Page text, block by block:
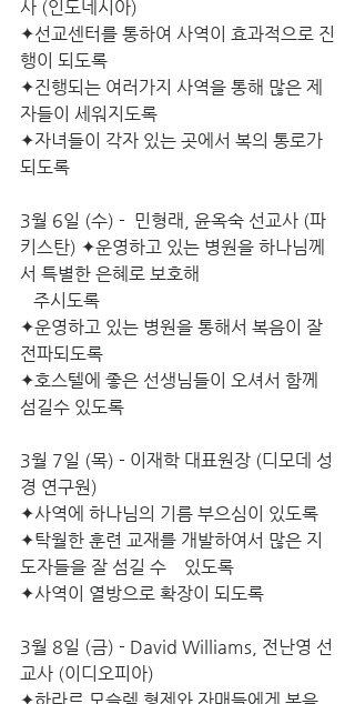
사 (인도네시아)
✦선교센터를 통하여 사역이 효과적으로 진
행이 되도록
✦진행되는 여러가지 사역을 통해 많은 제
자들이 세워지도록
✦자녀들이 각자 있는 곳에서 복의 통로가
되도록
3월 6일 (수) -  민형래, 윤옥숙 선교사 (파
키스탄) ✦운영하고 있는 병원을 하나님께
서 특별한 은혜로 보호해
주시도록
✦운영하고 있는 병원을 통해서 복음이 잘
전파되도록
✦호스텔에 좋은 선생님들이 오셔서 함께
섬길수 있도록
3월 7일 (목) - 이재학 대표원장 (디모데 성
경 연구원)
✦사역에 하나님의 기름 부으심이 있도록
✦탁월한 훈련 교재를 개발하여서 많은 지
도자들을 잘 섬길 수    있도록
✦사역이 열방으로 확장이 되도록
3월 8일 (금) - David Williams, 전난영 선
교사 (이디오피아)